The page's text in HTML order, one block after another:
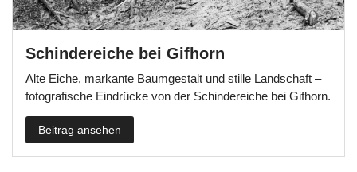
Schindereiche bei Gifhorn
Alte Eiche, markante Baumgestalt und stille Landschaft –
fotografische Eindrücke von der Schindereiche bei Gifhorn.
Beitrag ansehen